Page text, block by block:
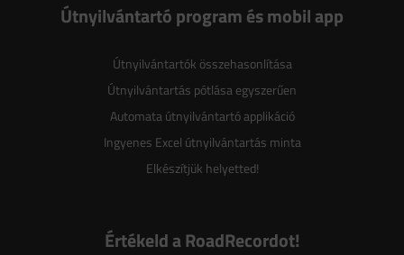
Útnyilvántartó program és mobil app
Útnyilvántartók összehasonlítása
Útnyilvántartás pótlása egyszerűen
Automata útnyilvántartó applikáció
Ingyenes Excel útnyilvántartás minta
Elkészítjük helyetted!
Értékeld a RoadRecordot!